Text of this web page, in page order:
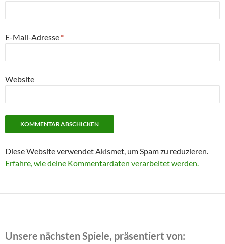
E-Mail-Adresse *
Website
Diese Website verwendet Akismet, um Spam zu reduzieren.
Erfahre, wie deine Kommentardaten verarbeitet werden.
Unsere nächsten Spiele, präsentiert von: